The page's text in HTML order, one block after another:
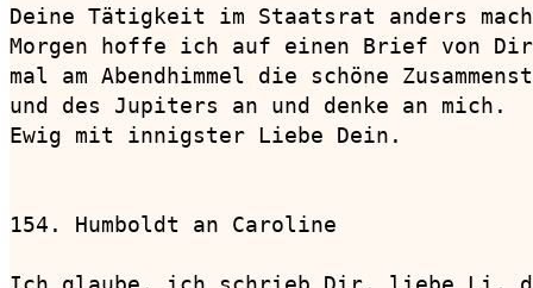
Deine Tätigkeit im Staatsrat anders
Morgen hoffe ich auf einen Brief von
mal am Abendhimmel die schöne
und des Jupiters an und denke an mich.
Ewig mit innigster Liebe Dein.
154. Humboldt an Caroline